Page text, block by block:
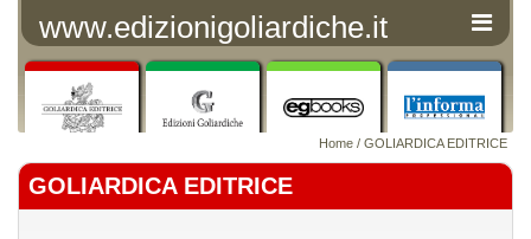
www.edizionigoliardiche.it
Home / GOLIARDICA EDITRICE
GOLIARDICA EDITRICE